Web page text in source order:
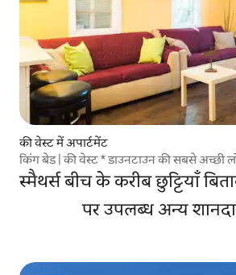
की वेस्ट में अपार्टमेंट
किंग बेड | की वेस्ट * डाउनटाउन की सबसे अच्छी
स्मैथर्स बीच के करीब छुट्टियाँ
पर उपलब्ध अन्य